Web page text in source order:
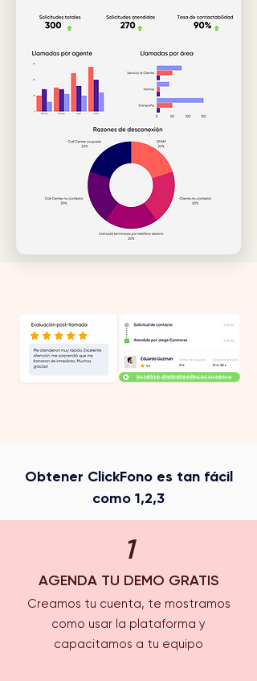
Obtener ClickFono es tan fácil
como 1,2,3
1
AGENDA TU DEMO GRATIS
Creamos tu cuenta, te mostramos
como usar la plataforma y
capacitamos a tu equipo